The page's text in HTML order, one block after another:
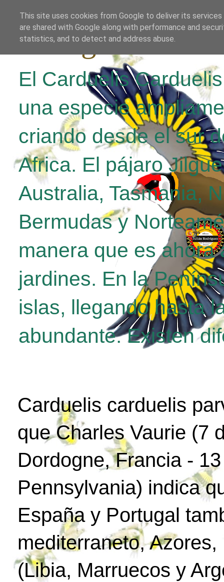
El Jilguero
El Carduelis
una especie
criando desde el sur
Africa. El pájaro
Australia, Tasmania,
Bermudas y
manera que es
jardines. En la
islas, llegando hasta
abundante. Existen
Carduelis carduelis
que Charles Vaurie (7
Dordogne, Francia -
Pennsylvania) indica
España y Portugal
mediterraneto,
(Libia, Marruecos y
This site uses cookies from Google to deliver its
are shared with Google along with performance and
statistics, and to detect and address abuse.